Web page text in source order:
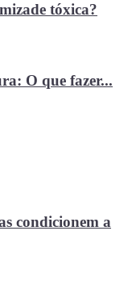
tóxica?
O que fazer...
condicionem a